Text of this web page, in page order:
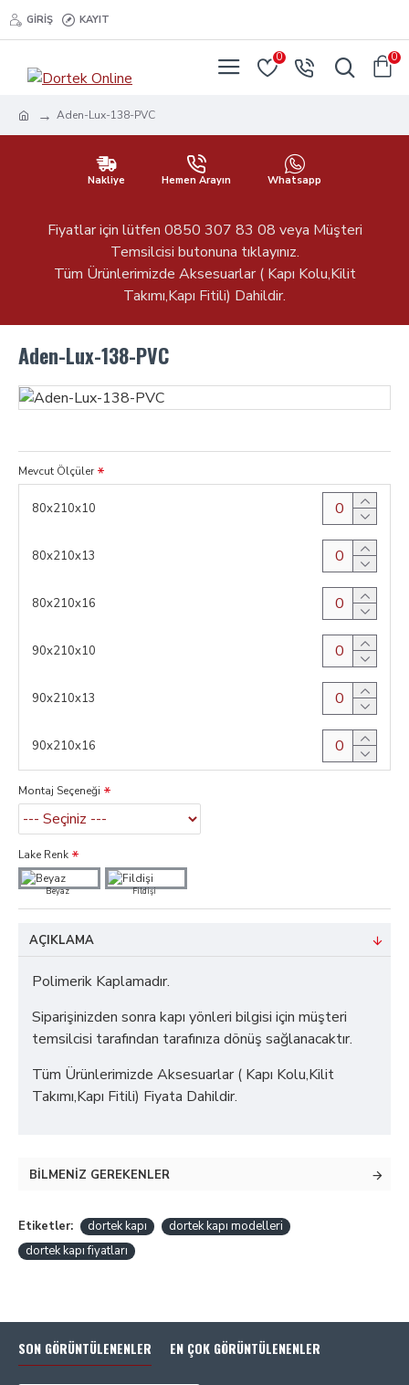
GIRIŞ KAYIT
0 0
Aden-Lux-138-PVC
Nakliye Hemen Arayın Whatsapp
Fiyatlar için lütfen 0850 307 83 08 veya Müşteri
Temsilcisi butonuna tıklayınız.
Tüm Ürünlerimizde Aksesuarlar ( Kapı Kolu,Kilit
Takımı,Kapı Fitili) Dahildir.
Aden-Lux-138-PVC
Mevcut Ölçüler
80x210x10
80x210x13
80x210x16
90x210x10
90x210x13
90x210x16
Montaj Seçeneği
Lake Renk
Beyaz Fildişi
AÇIKLAMA
Polimerik Kaplamadır.
Siparişinizden sonra kapı yönleri bilgisi için müşteri
temsilcisi tarafından tarafınıza dönüş sağlanacaktır.
Tüm Ürünlerimizde Aksesuarlar ( Kapı Kolu,Kilit
Takımı,Kapı Fitili) Fiyata Dahildir.
BILMENIZ GEREKENLER
Etiketler: dortek kapı
dortek kapı modelleri
dortek kapı fiyatları
SON GÖRÜNTÜLENENLER EN ÇOK GÖRÜNTÜLENENLER